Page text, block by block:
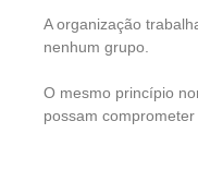
A organização
nenhum grupo.
O mesmo princípio
possam comprometer